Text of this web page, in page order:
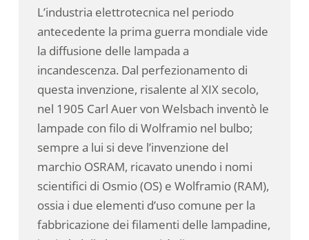
L’industria elettrotecnica nel periodo
antecedente la prima guerra mondiale vide
la diffusione delle lampada a
incandescenza. Dal perfezionamento di
questa invenzione, risalente al XIX secolo,
nel 1905 Carl Auer von Welsbach inventò le
lampade con filo di Wolframio nel bulbo;
sempre a lui si deve l’invenzione del
marchio OSRAM, ricavato unendo i nomi
scientifici di Osmio (OS) e Wolframio (RAM),
ossia i due elementi d’uso comune per la
fabbricazione dei filamenti delle lampadine,